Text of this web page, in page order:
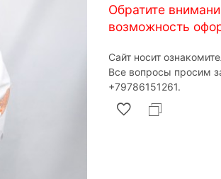
Обратите
возможность
Сайт носит
Все вопросы просим
‎+79786151261.